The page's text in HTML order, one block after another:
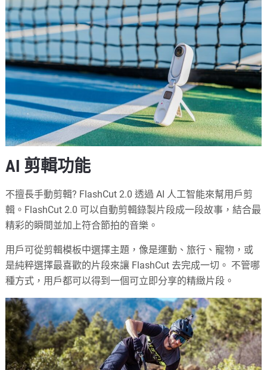
AI 剪輯功能
不擅長手動剪輯? FlashCut 2.0 透過 AI 人工智能來幫用戶剪
輯。FlashCut 2.0 可以自動剪輯錄製片段成一段故事，結合最
精彩的瞬間並加上符合節拍的音樂。
用戶可從剪輯模板中選擇主題，像是運動、旅行、寵物，或
是純粹選擇最喜歡的片段來讓 FlashCut 去完成一切。 不管哪
種方式，用戶都可以得到一個可立即分享的精緻片段。